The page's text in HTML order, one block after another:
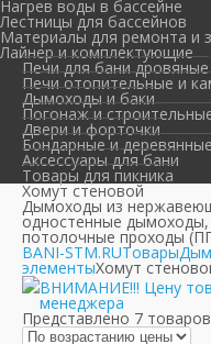
Нагрев воды в бассейне
Лестницы для бассейнов
Материалы для ремонта и
Лайнер и комплектующие
Печи для бани дровяные
Печи отопительные и
Дымоходы и баки
Погонаж и
Двери и форточки
Бондарные и
Аксессуары для бани
Товары для пикника
Хомут стеновой
Дымоходы из
одностенные
потолочные проходы
BANI-STM.RUТовары
элементыХомут
ВНИМАНИЕ!!! Цену
менеджера
Представлено 7 товаров